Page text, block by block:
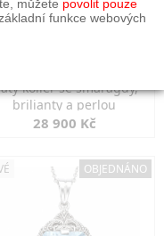
kolier se smaragdy,
brilianty a perlou
28 900 Kč
OBJEDNÁNO
můžete povolit pouze
funkce webových